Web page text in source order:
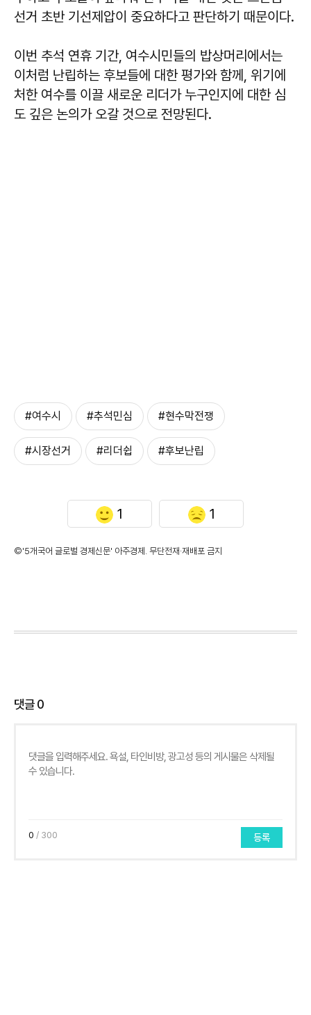
선거 초반 기선제압이 중요하다고 판단하기 때문이다.
이번 추석 연휴 기간, 여수시민들의 밥상머리에서는
이처럼 난립하는 후보들에 대한 평가와 함께, 위기에
처한 여수를 이끌 새로운 리더가 누구인지에 대한 심
도 깊은 논의가 오갈 것으로 전망된다.
#여수시 #추석민심 #현수막전쟁
#시장선거 #리더쉽 #후보난립
1 1
©'5개국어 글로벌 경제신문' 아주경제. 무단전재·재배포 금지
댓글0
0 / 300 등록